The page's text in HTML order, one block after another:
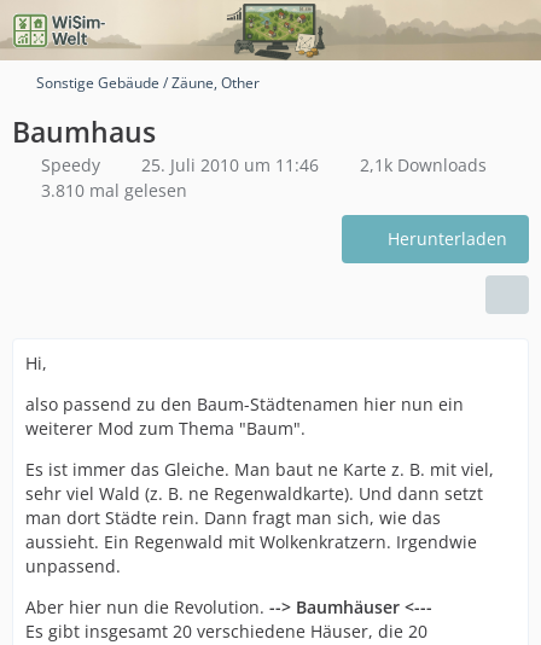
Sonstige Gebäude / Zäune, Other
Baumhaus
Speedy 25. Juli 2010 um 11:46
2,1k Downloads
3.810 mal gelesen
Herunterladen
Hi,
also passend zu den Baum-Städtenamen hier nun ein
weiterer Mod zum Thema "Baum".
Es ist immer das Gleiche. Man baut ne Karte z. B. mit viel,
sehr viel Wald (z. B. ne Regenwaldkarte). Und dann setzt
man dort Städte rein. Dann fragt man sich, wie das
aussieht. Ein Regenwald mit Wolkenkratzern. Irgendwie
unpassend.
Aber hier nun die Revolution. --> Baumhäuser <---
Es gibt insgesamt 20 verschiedene Häuser, die 20